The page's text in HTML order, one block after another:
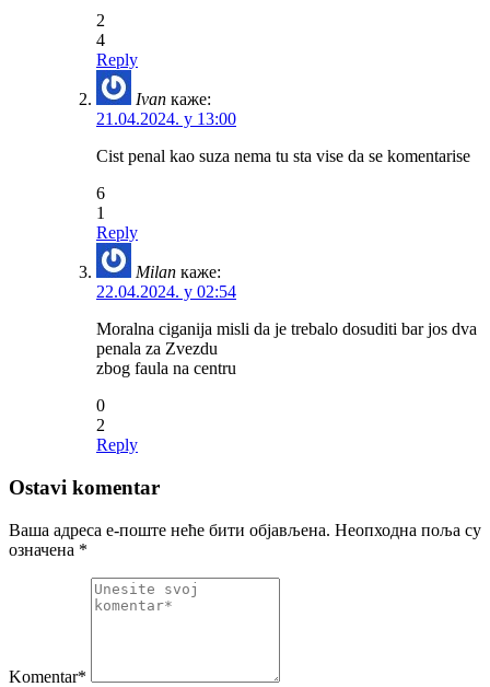
2
4
Reply
Ivan каже:
21.04.2024. у 13:00
Cist penal kao suza nema tu sta vise da se komentarise
6
1
Reply
Milan каже:
22.04.2024. у 02:54
Moralna ciganija misli da je trebalo dosuditi bar jos dva
penala za Zvezdu
zbog faula na centru
0
2
Reply
Ostavi komentar
Ваша адреса е-поште неће бити објављена. Неопходна поља су
означена *
Komentar*